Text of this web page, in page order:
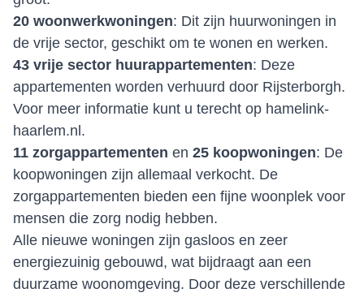
20 woonwerkwoningen: Dit zijn huurwoningen in
de vrije sector, geschikt om te wonen en werken.
43 vrije sector huurappartementen: Deze
appartementen worden verhuurd door Rijsterborgh.
Voor meer informatie kunt u terecht op hamelink-
haarlem.nl .
11 zorgappartementen en 25 koopwoningen: De
koopwoningen zijn allemaal verkocht. De
zorgappartementen bieden een fijne woonplek voor
mensen die zorg nodig hebben.
Alle nieuwe woningen zijn gasloos en zeer
energiezuinig gebouwd, wat bijdraagt aan een
duurzame woonomgeving. Door deze verschillende